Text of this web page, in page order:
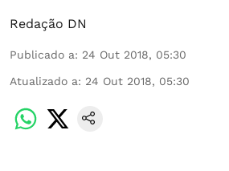
Redação DN
Publicado a: 24 Out 2018, 05:30
Atualizado a: 24 Out 2018, 05:30